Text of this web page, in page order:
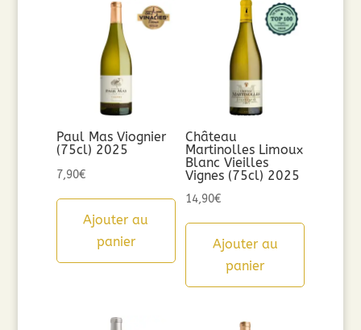
Paul Mas Viognier
(75cl) 2025
7,90€
Ajouter au
panier
Château
Martinolles Limoux
Blanc Vieilles
Vignes (75cl) 2025
14,90€
Ajouter au
panier